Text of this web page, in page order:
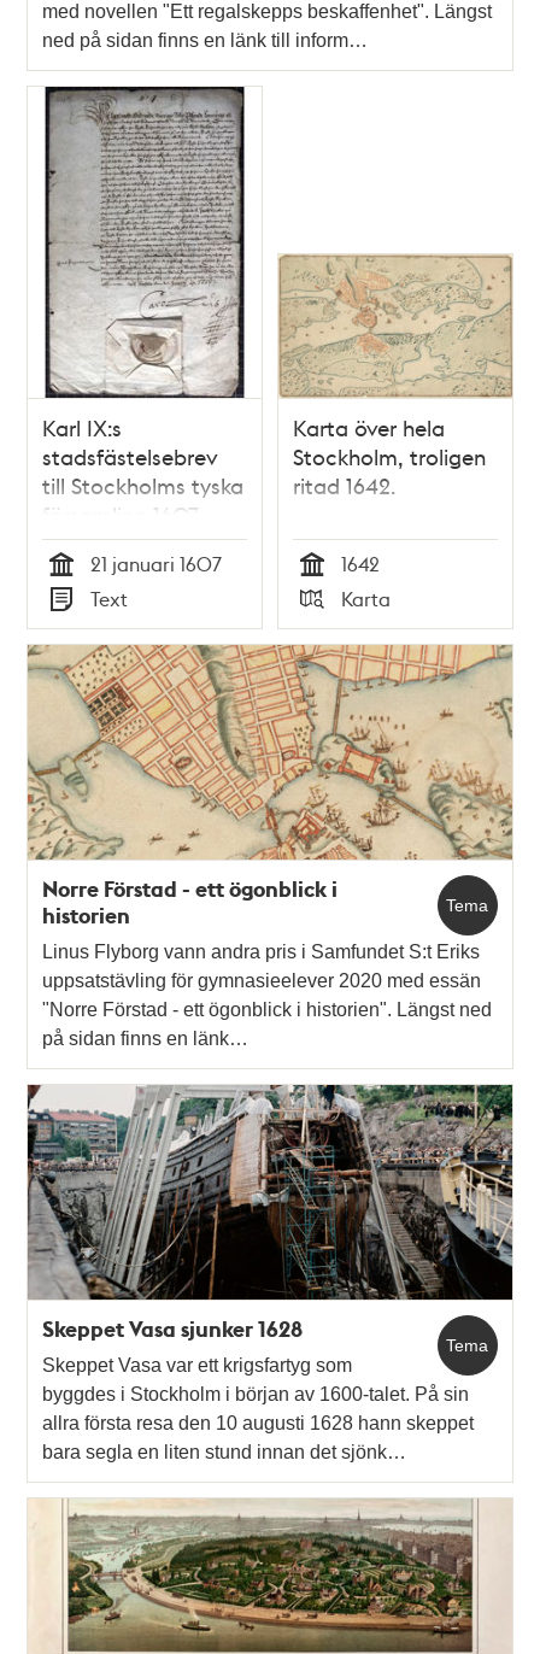
med novellen "Ett regalskepps beskaffenhet". Längst
ned på sidan finns en länk till inform…
Karl IX:s
stadsfästelsebrev
till Stockholms tyska
församling 1607
Tid
21 januari 1607
Typ
Text
Karta över hela
Stockholm, troligen
ritad 1642.
Tid
1642
Typ
Karta
Tema
Norre Förstad - ett ögonblick i
historien
Linus Flyborg vann andra pris i Samfundet S:t Eriks
uppsatstävling för gymnasieelever 2020 med essän
"Norre Förstad - ett ögonblick i historien". Längst ned
på sidan finns en länk…
Tema
Skeppet Vasa sjunker 1628
Skeppet Vasa var ett krigsfartyg som
byggdes i Stockholm i början av 1600-talet. På sin
allra första resa den 10 augusti 1628 hann skeppet
bara segla en liten stund innan det sjönk…